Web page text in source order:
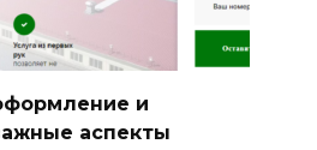
и
аспекты